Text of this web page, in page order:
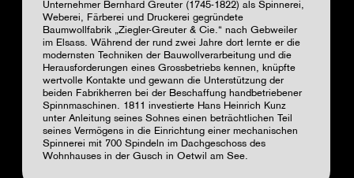
Unternehmer Bernhard Greuter (1745-1822) als Spinnerei,
Weberei, Färberei und Druckerei gegründete
Baumwollfabrik „Ziegler-Greuter & Cie.“ nach Gebweiler
im Elsass. Während der rund zwei Jahre dort lernte er die
modernsten Techniken der Bauwollverarbeitung und die
Herausforderungen eines Grossbetriebs kennen, knüpfte
wertvolle Kontakte und gewann die Unterstützung der
beiden Fabrikherren bei der Beschaffung handbetriebener
Spinnmaschinen. 1811 investierte Hans Heinrich Kunz
unter Anleitung seines Sohnes einen beträchtlichen Teil
seines Vermögens in die Einrichtung einer mechanischen
Spinnerei mit 700 Spindeln im Dachgeschoss des
Wohnhauses in der Gusch in Oetwil am See.